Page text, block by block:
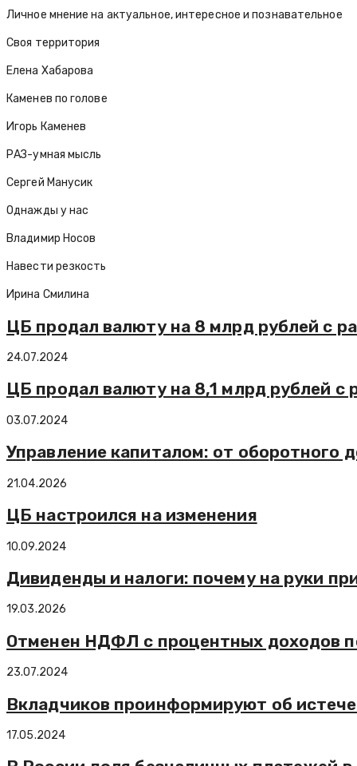
Личное мнение на актуальное, интересное и познавательное
Своя территория
Елена Хабарова
Каменев по голове
Игорь Каменев
РАЗ-умная мысль
Сергей Манусик
Однажды у нас
Владимир Носов
Навести резкость
Ирина Смилина
ЦБ продал валюту на 8 млрд рублей с
24.07.2024
ЦБ продал валюту на 8,1 млрд рублей с
03.07.2024
Управление капиталом: от оборотного
21.04.2026
ЦБ настроился на изменения
10.09.2024
Дивиденды и налоги: почему на руки
19.03.2026
Отменен НДФЛ с процентных доходов
23.07.2024
Вкладчиков проинформируют об
17.05.2024